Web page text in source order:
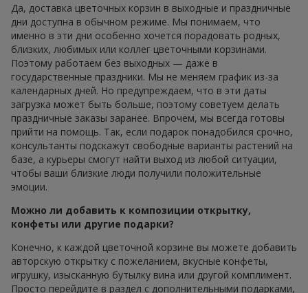
Да, доставка цветочных корзин в выходные и праздничные
дни доступна в обычном режиме. Мы понимаем, что
именно в эти дни особенно хочется порадовать родных,
близких, любимых или коллег цветочными корзинами.
Поэтому работаем без выходных — даже в
государственные праздники. Мы не меняем график из-за
календарных дней. Но предупреждаем, что в эти даты
загрузка может быть больше, поэтому советуем делать
праздничные заказы заранее. Впрочем, мы всегда готовы
прийти на помощь. Так, если подарок понадобился срочно,
консультанты подскажут свободные варианты растений на
базе, а курьеры смогут найти выход из любой ситуации,
чтобы ваши близкие люди получили положительные
эмоции.
Можно ли добавить к композиции открытку,
конфеты или другие подарки?
Конечно, к каждой цветочной корзине вы можете добавить
авторскую открытку с пожеланием, вкусные конфеты,
игрушку, изысканную бутылку вина или другой комплимент.
Просто перейдите в раздел с дополнительными подарками,